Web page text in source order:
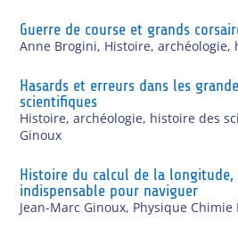
Guerre de course et grands
Anne Brogini, Histoire, archéologie,
Hasards et erreurs dans les
scientifiques
Histoire, archéologie, histoire des
Ginoux
Histoire du calcul de la longitude,
indispensable pour naviguer
Jean-Marc Ginoux, Physique Chimie